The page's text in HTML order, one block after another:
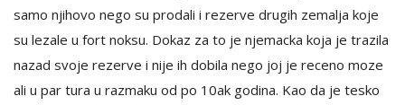
samo njihovo nego su prodali i rezerve drugih zemalja koje
su lezale u fort noksu. Dokaz za to je njemacka koja je trazila
nazad svoje rezerve i nije ih dobila nego joj je receno moze
ali u par tura u razmaku od po 10ak godina. Kao da je tesko